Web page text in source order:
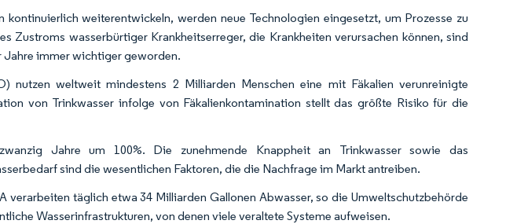
weiterentwickeln, werden neue Technologien eingesetzt, um Prozesse zu
Zustroms wasserbürtiger Krankheitserreger, die Krankheiten verursachen können, sind
Jahre immer wichtiger geworden.
nutzen weltweit mindestens 2 Milliarden Menschen eine mit Fäkalien verunreinigte
von Trinkwasser infolge von Fäkalienkontamination stellt das größte Risiko für die
Jahre um 100%. Die zunehmende Knappheit an Trinkwasser sowie das
sind die wesentlichen Faktoren, die die Nachfrage im Markt antreiben.
verarbeiten täglich etwa 34 Milliarden Gallonen Abwasser, so die Umweltschutzbehörde
Wasserinfrastrukturen, von denen viele veraltete Systeme aufweisen.